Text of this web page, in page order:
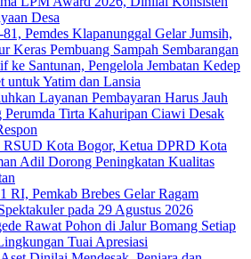
Desa
Pemdes Klapanunggal Gelar Jumsih,
Keras Pembuang Sampah Sembarangan
ke Santunan, Pengelola Jembatan Kedep
untuk Yatim dan Lansia
Layanan Pembayaran Harus Jauh
Tirta Kahuripan Ciawi Desak
Kota Bogor, Ketua DPRD Kota
Adil Dorong Peningkatan Kualitas
RI, Pemkab Brebes Gelar Ragam
pada 29 Agustus 2026
Rawat Pohon di Jalur Bomang Setiap
Tuai Apresiasi